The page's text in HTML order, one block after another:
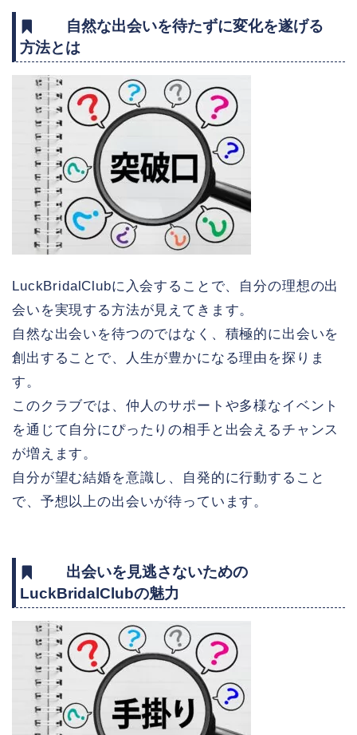
自然な出会いを待たずに変化を遂げる
方法とは
LuckBridalClubに入会することで、自分の理想の出
会いを実現する方法が見えてきます。
自然な出会いを待つのではなく、積極的に出会いを
創出することで、人生が豊かになる理由を探りま
す。
このクラブでは、仲人のサポートや多様なイベント
を通じて自分にぴったりの相手と出会えるチャンス
が増えます。
自分が望む結婚を意識し、自発的に行動すること
で、予想以上の出会いが待っています。
出会いを見逃さないための
LuckBridalClubの魅力